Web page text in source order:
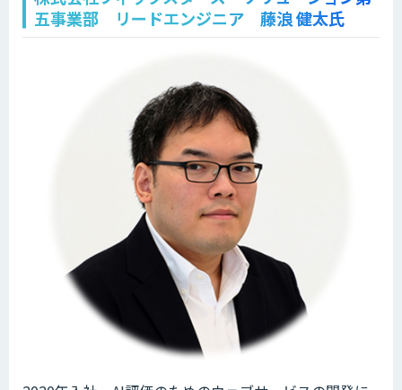
五事業部 リードエンジニア 藤浪 健太氏